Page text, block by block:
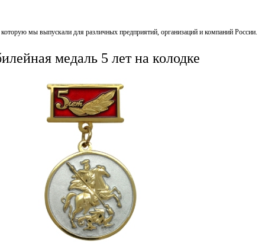
мы выпускали для различных предприятий, организаций и компаний России.
медаль 5 лет на колодке